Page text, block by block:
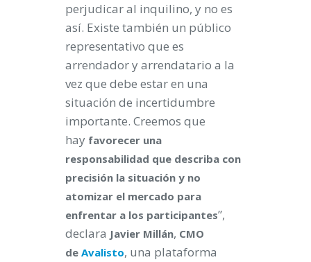
perjudicar al inquilino, y no es
así. Existe también un público
representativo que es
arrendador y arrendatario a la
vez que debe estar en una
situación de incertidumbre
importante. Creemos que
hay favorecer una
responsabilidad que describa con
precisión la situación y no
atomizar el mercado para
enfrentar a los participantes”,
declara Javier Millán, CMO
de Avalisto, una plataforma